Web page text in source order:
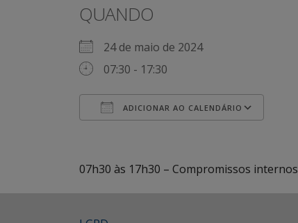
QUANDO
24 de maio de 2024
07:30 - 17:30
ADICIONAR AO CALENDÁRIO
07h30 às 17h30 – Compromissos internos